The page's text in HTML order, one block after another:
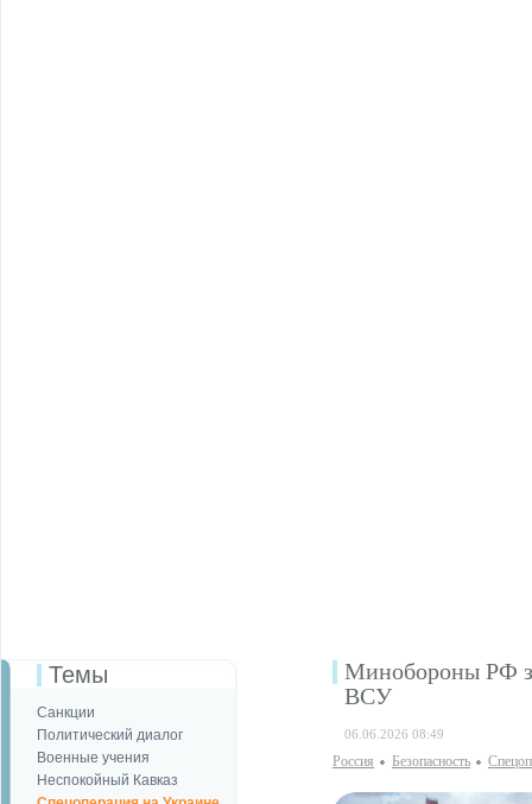
Темы
Санкции
Политический диалог
Военные учения
Неспокойный Кавказ
Минобороны РФ
ВСУ
06.06.2026 08:49
Россия Безопаcность